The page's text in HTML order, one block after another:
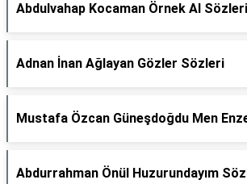
Abdulvahap Kocaman Örnek Al Sözleri
Adnan İnan Ağlayan Gözler Sözleri
Mustafa Özcan Güneşdoğdu Men
Abdurrahman Önül Huzurundayım